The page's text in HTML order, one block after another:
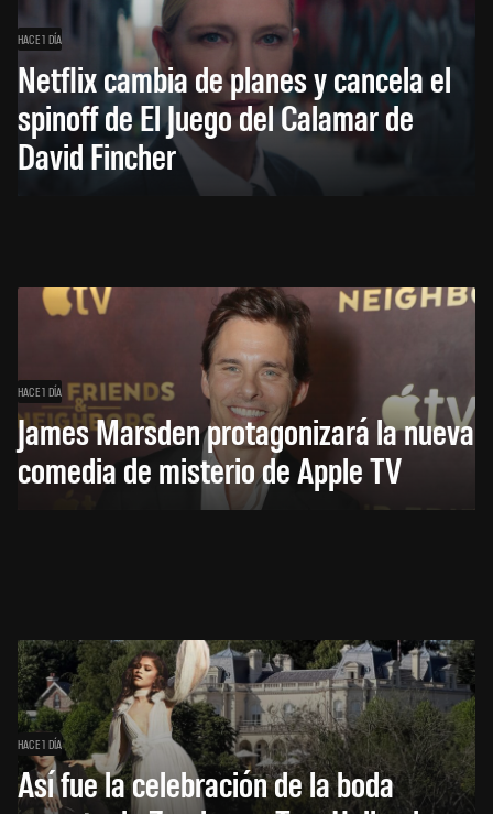
HACE 1 DÍA
Netflix cambia de planes y cancela el
spinoff de El Juego del Calamar de
David Fincher
HACE 1 DÍA
James Marsden protagonizará la nueva
comedia de misterio de Apple TV
HACE 1 DÍA
Así fue la celebración de la boda